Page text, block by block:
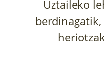
Uztaileko